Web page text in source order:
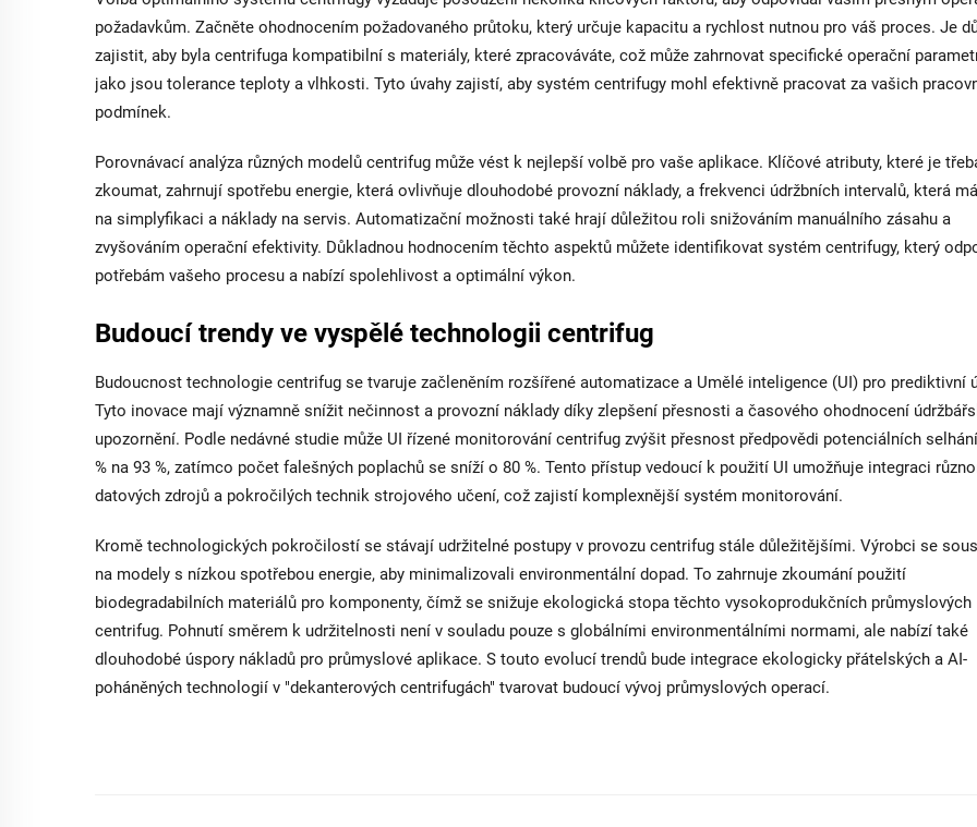
požadavkům. Začněte ohodnocením požadovaného průtoku, který určuje kapacitu a rychlost nutnou pro váš proces. Je
zajistit, aby byla centrifuga kompatibilní s materiály, které zpracováváte, což může zahrnovat specifické operační
jako jsou tolerance teploty a vlhkosti. Tyto úvahy zajistí, aby systém centrifugy mohl efektivně pracovat za vašich
podmínek.
Porovnávací analýza různých modelů centrifug může vést k nejlepší volbě pro vaše aplikace. Klíčové atributy, které je
zkoumat, zahrnují spotřebu energie, která ovlivňuje dlouhodobé provozní náklady, a frekvenci údržbních intervalů, která
na simplyfikaci a náklady na servis. Automatizační možnosti také hrají důležitou roli snižováním manuálního zásahu a
zvyšováním operační efektivity. Důkladnou hodnocením těchto aspektů můžete identifikovat systém centrifugy, který
potřebám vašeho procesu a nabízí spolehlivost a optimální výkon.
Budoucí trendy ve vyspělé technologii centrifug
Budoucnost technologie centrifug se tvaruje začleněním rozšířené automatizace a Umělé inteligence (UI) pro prediktivní
Tyto inovace mají významně snížit nečinnost a provozní náklady díky zlepšení přesnosti a časového ohodnocení
upozornění. Podle nedávné studie může UI řízené monitorování centrifug zvýšit přesnost předpovědi potenciálních
% na 93 %, zatímco počet falešných poplachů se sníží o 80 %. Tento přístup vedoucí k použití UI umožňuje integraci
datových zdrojů a pokročilých technik strojového učení, což zajistí komplexnější systém monitorování.
Kromě technologických pokročilostí se stávají udržitelné postupy v provozu centrifug stále důležitějšími. Výrobci se
na modely s nízkou spotřebou energie, aby minimalizovali environmentální dopad. To zahrnuje zkoumání použití
biodegradabilních materiálů pro komponenty, čímž se snižuje ekologická stopa těchto vysokoprodukčních průmyslových
centrifug. Pohnutí směrem k udržitelnosti není v souladu pouze s globálními environmentálními normami, ale nabízí také
dlouhodobé úspory nákladů pro průmyslové aplikace. S touto evolucí trendů bude integrace ekologicky přátelských a AI-
poháněných technologií v "dekanterových centrifugách" tvarovat budoucí vývoj průmyslových operací.